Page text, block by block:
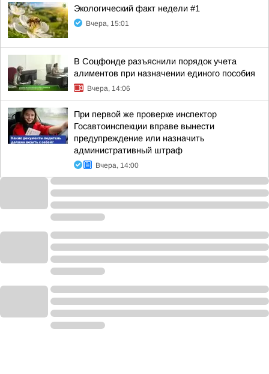
Экологический факт недели #1
Вчера, 15:01
В Соцфонде разъяснили порядок учета
алиментов при назначении единого пособия
Вчера, 14:06
При первой же проверке инспектор
Госавтоинспекции вправе вынести
предупреждение или назначить
административный штраф
Вчера, 14:00